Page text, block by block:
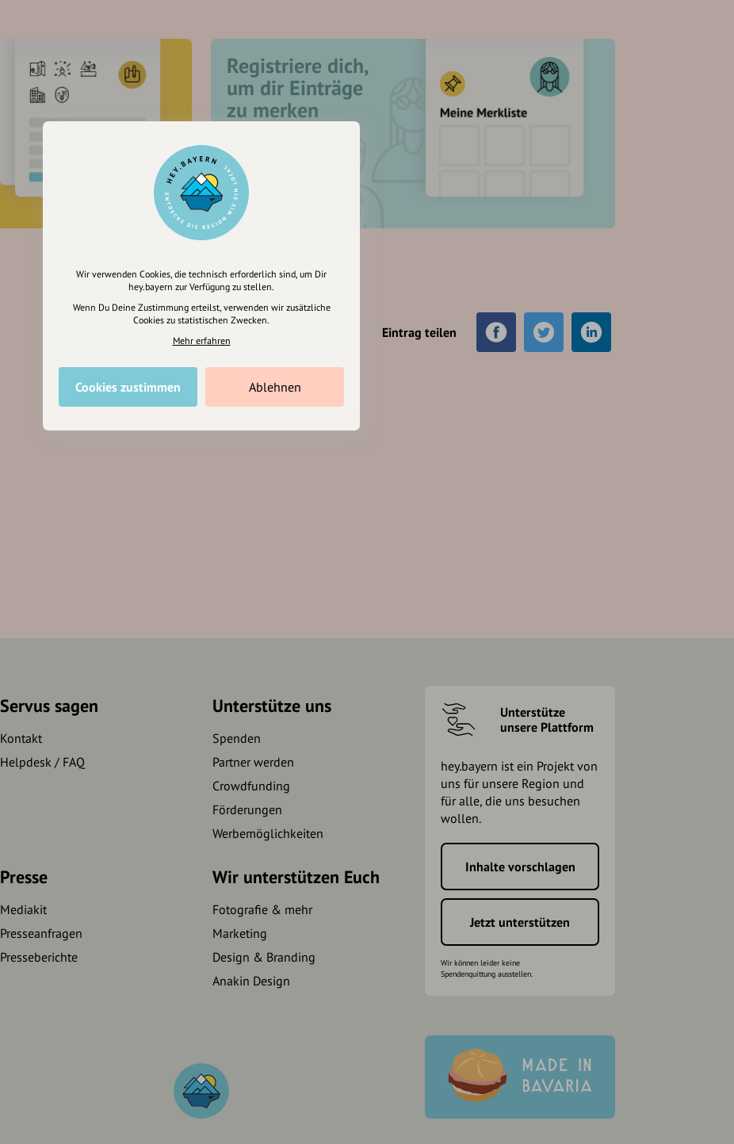
Registriere dich,
um dir Einträge
zu merken
Eintrag teilen
Servus sagen
Kontakt
Helpdesk / FAQ
Unterstütze uns
Spenden
Partner werden
Crowdfunding
Förderungen
Werbemöglichkeiten
Presse
Mediakit
Presseanfragen
Presseberichte
Wir unterstützen Euch
Fotografie & mehr
Marketing
Design & Branding
Anakin Design
Unterstütze
unsere Plattform
hey.bayern ist ein Projekt von
uns für unsere Region und
für alle, die uns besuchen
wollen.
Inhalte vorschlagen
Jetzt unterstützen
Wir können leider keine
Spendenquittung ausstellen.
Wir verwenden Cookies, die technisch erforderlich sind, um Dir
hey.bayern zur Verfügung zu stellen.
Wenn Du Deine Zustimmung erteilst, verwenden wir zusätzliche
Cookies zu statistischen Zwecken.
Mehr erfahren
Cookies zustimmen Ablehnen